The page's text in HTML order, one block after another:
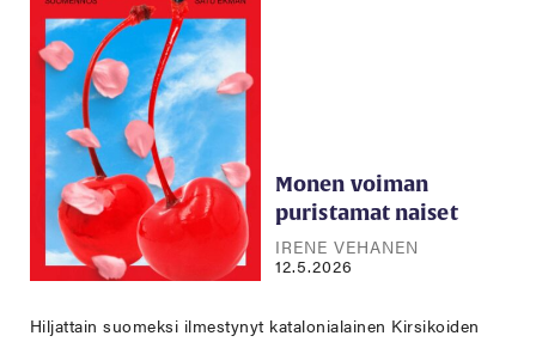
Monen voiman
puristamat naiset
IRENE VEHANEN
12.5.2026
Hiljattain suomeksi ilmestynyt katalonialainen Kirsikoiden